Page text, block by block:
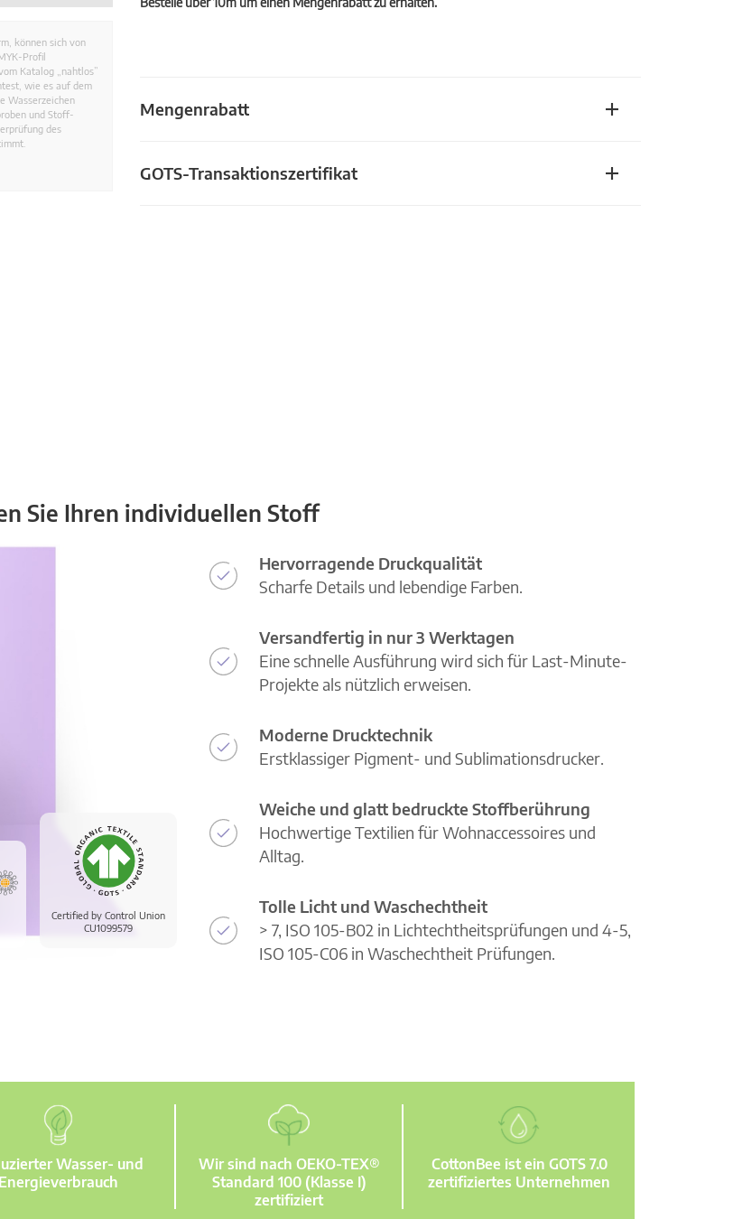
Mengenrabatt
GOTS-Transaktionszertifikat
können sich von
Profil
Katalog „nahtlos”
wie es auf dem
Wasserzeichen
und Stoff-
des
Sie Ihren individuellen Stoff
Certified by Control Union
CU1099579
Hervorragende Druckqualität
Scharfe Details und lebendige Farben.
Versandfertig in nur 3 Werktagen
Eine schnelle Ausführung wird sich für Last-Minute-
Projekte als nützlich erweisen.
Moderne Drucktechnik
Erstklassiger Pigment- und Sublimationsdrucker.
Weiche und glatt bedruckte Stoffberührung
Hochwertige Textilien für Wohnaccessoires und
Alltag.
Tolle Licht und Waschechtheit
> 7, ISO 105-B02 in Lichtechtheitsprüfungen und 4-5,
ISO 105-C06 in Waschechtheit Prüfungen.
Wasser- und
Energieverbrauch
Wir sind nach OEKO-TEX®
Standard 100 (Klasse I)
zertifiziert
CottonBee ist ein GOTS 7.0
zertifiziertes Unternehmen